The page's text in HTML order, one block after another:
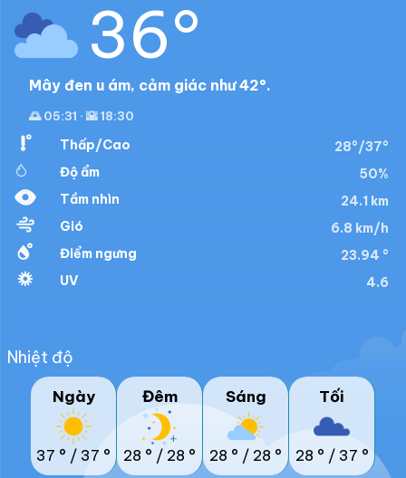
36°
Mây đen u ám, cảm giác như 42°.
🌅 05:31 · 🌇 18:30
Thấp/Cao
28°/37°
Độ ẩm
50%
Tầm nhìn
24.1 km
Gió
6.8 km/h
Điểm ngưng
23.94 °
UV
4.6
Nhiệt độ
Ngày
37 ° / 37 °
Đêm
28 ° / 28 °
Sáng
28 ° / 28 °
Tối
28 ° / 37 °